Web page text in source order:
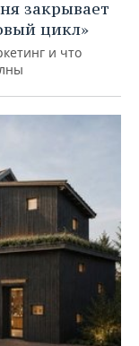
закрывает
цикл»
и что